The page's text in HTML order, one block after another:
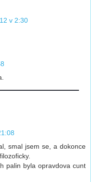
v 2:30
smal jsem se, a dokonce
palin byla opravdova cunt